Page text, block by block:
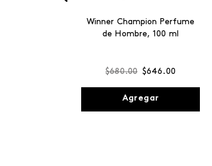
Winner Champion Perfume
de Hombre, 100 ml
$680.00 $646 .00
Agregar